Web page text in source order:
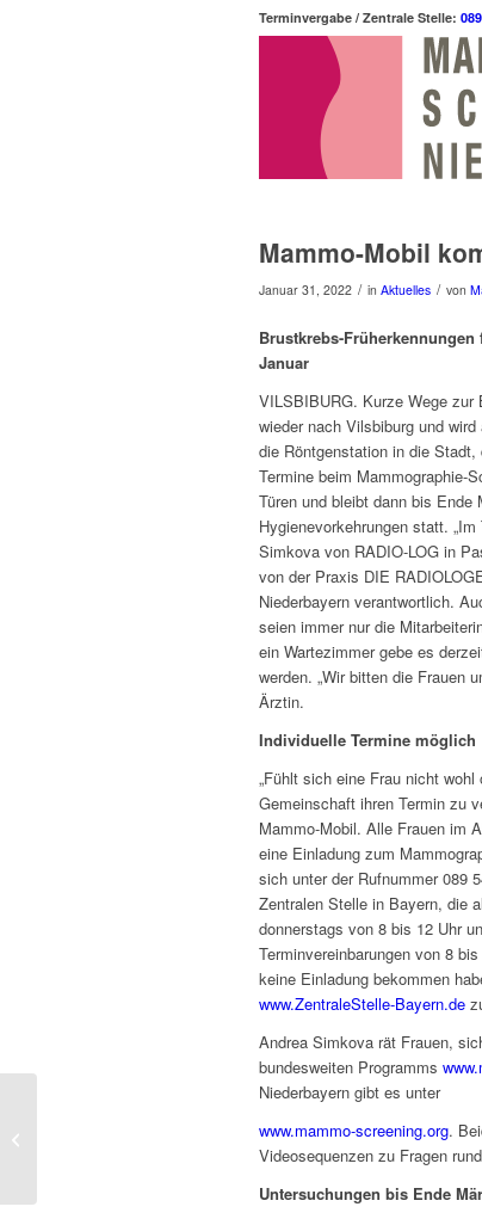
Terminvergabe / Zentrale Stelle:
Mammo-Mobil
Januar 31, 2022 / in Aktuelles / von
Brustkrebs-Früherkennungen
Januar
VILSBIBURG. Kurze Wege zur
wieder nach Vilsbiburg und
die Röntgenstation in die
Termine beim Mammographie-
Türen und bleibt dann bis
Hygienevorkehrungen statt.
Simkova von RADIO-LOG in
von der Praxis DIE
Niederbayern verantwortlich.
seien immer nur die
ein Wartezimmer gebe es
werden. „Wir bitten die Frauen
Ärztin.
Individuelle Termine möglich
„Fühlt sich eine Frau nicht
Gemeinschaft ihren Termin zu
Mammo-Mobil. Alle Frauen im
eine Einladung zum
sich unter der Rufnummer 089
Zentralen Stelle in Bayern, die
donnerstags von 8 bis 12 Uhr
Terminvereinbarungen von 8
keine Einladung bekommen
www.ZentraleStelle-Bayern.de
Andrea Simkova rät Frauen,
bundesweiten Programms
Niederbayern gibt es unter
www.mammo-screening.org.
Videosequenzen zu Fragen
Untersuchungen bis Ende